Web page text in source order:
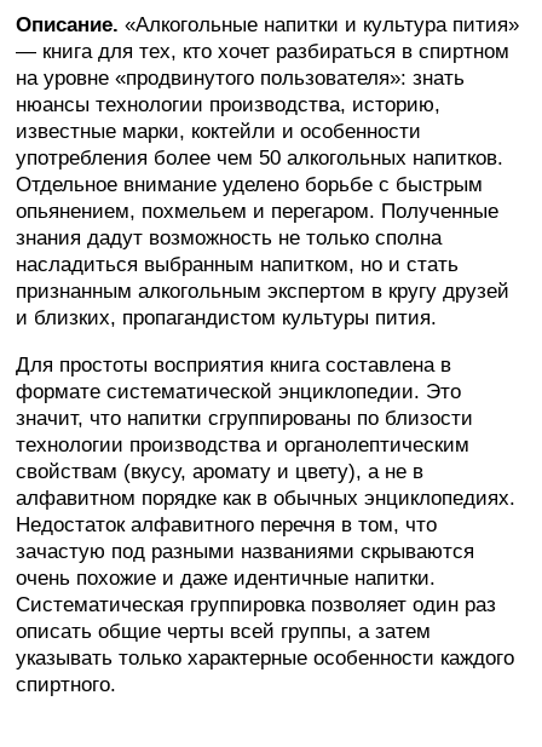
Описание. «Алкогольные напитки и культура пития»
— книга для тех, кто хочет разбираться в спиртном
на уровне «продвинутого пользователя»: знать
нюансы технологии производства, историю,
известные марки, коктейли и особенности
употребления более чем 50 алкогольных напитков.
Отдельное внимание уделено борьбе с быстрым
опьянением, похмельем и перегаром. Полученные
знания дадут возможность не только сполна
насладиться выбранным напитком, но и стать
признанным алкогольным экспертом в кругу друзей
и близких, пропагандистом культуры пития.
Для простоты восприятия книга составлена в
формате систематической энциклопедии. Это
значит, что напитки сгруппированы по близости
технологии производства и органолептическим
свойствам (вкусу, аромату и цвету), а не в
алфавитном порядке как в обычных энциклопедиях.
Недостаток алфавитного перечня в том, что
зачастую под разными названиями скрываются
очень похожие и даже идентичные напитки.
Систематическая группировка позволяет один раз
описать общие черты всей группы, а затем
указывать только характерные особенности каждого
спиртного.